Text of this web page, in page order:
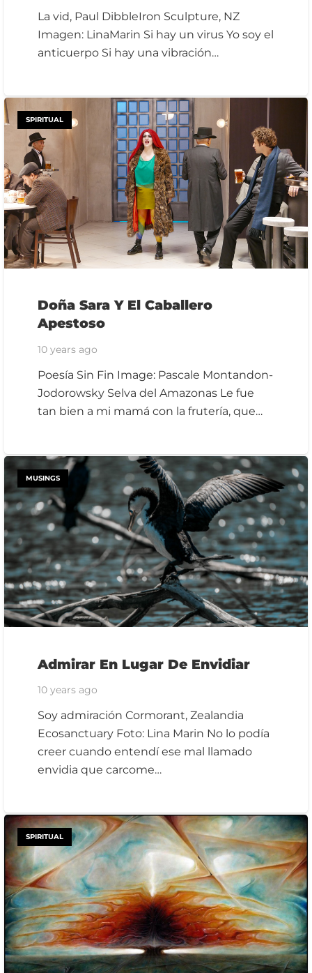
La vid, Paul DibbleIron Sculpture, NZ
Imagen: LinaMarin Si hay un virus Yo soy el
anticuerpo Si hay una vibración…
SPIRITUAL
Doña Sara Y El Caballero
Apestoso
10 years ago
Poesía Sin Fin Image: Pascale Montandon-
Jodorowsky Selva del Amazonas Le fue
tan bien a mi mamá con la frutería, que…
MUSINGS
Admirar En Lugar De Envidiar
10 years ago
Soy admiración Cormorant, Zealandia
Ecosanctuary Foto: Lina Marin No lo podía
creer cuando entendí ese mal llamado
envidia que carcome…
SPIRITUAL